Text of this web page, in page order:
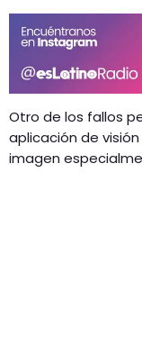
Otro de los fallos
aplicación de
imagen